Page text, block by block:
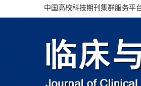
中国高校科技期刊集群服务平